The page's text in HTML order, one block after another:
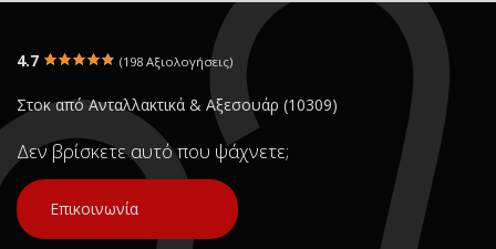
4.7 (198 Αξιολογήσεις)
Στοκ από Ανταλλακτικά & Αξεσουάρ (10309)
Δεν βρίσκετε αυτό που ψάχνετε;
Επικοινωνία